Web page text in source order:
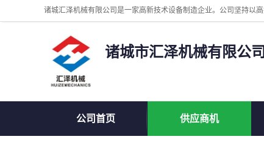
诸城市汇泽机械有限公司
公司首页 供应商机